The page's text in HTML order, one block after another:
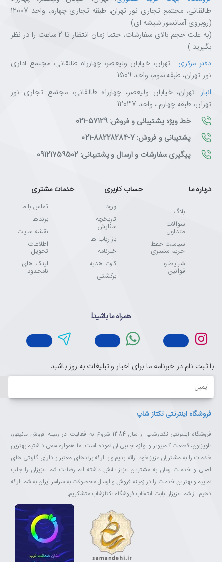
طالقانی، مجتمع تجاری نور تهران، طبقه تجاری چهارم، واحد 12007
(روبروی آسانسور شیشه ای)
(به علت حجم بالای سفارشات، حتما زمان انتظار تا 2 ساعت را در نظر
بگیرید.)
دفتر مرکزی : تهران، خیابان ولیعصر، چهارراه طالقانی، مجتمع اداری
نور تهران، طبقه سوم، واحد 1509
انبار: تهران، خیابان ولیعصر، چهارراه طالقانی، مجتمع تجاری نور
تهران، طبقه چهارم ، واحد 12037
خط ویژه پشتیبانی و فروش: 57129-021
پشتیبانی و فروش: 7-88228284-021
پیگیری سفارشات و ارسال و پشتیبانی: 09121759502
درباره ما
بلاگ
سوالات
متداول
سیاست حفظ
حریم مشتری
شرایط و
قوانین
حساب کاربری
ورود
تاریخچه
سفارش
بازاریاب ها
خبرنامه
کارت هدیه
برگشتی
خدمات مشتری
تماس با ما
برندها
نقشه سایت
اطلاعات
تحویل
لینک های
نامحدود
همراه ما باشید!
با ثبت نام در خبرنامه ما برای اخبار و تبلیغات به روز باشید
ایمیل
فروشگاه اینترنتی تکتاز شاپ
فروشگاه اینترنتی تکتازشاپ از سال 1384 شروع به فعالیت در زمینه فروش مانیتور،
تلویزیون، قطعات کامپیوتر و لوازم جانبی آن نموده است. ما همواره سعی داشتیم بهترین
خدمات را به مشتریان عزیز خود ارائه بدیم و با ارائه برندهای معتبر و دارای گارنتی های
اصلی و خدمات رسان به مشتریان عزیز تلاش داشته ایم رضایت شما عزیزان را جلب
نماییم و بهترین خدمات را در زمینه فروش و ارسال محصولات به سراسر ایران به شما ارائه
دهیم. از شما عزیزان بابت انتخاب فروشگاه تکتازشاپ متشکریم.